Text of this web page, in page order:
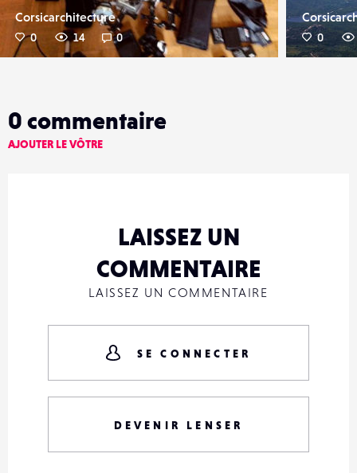
Corsicarchitecture
0 14 0 0
0 commentaire
AJOUTER LE VÔTRE
LAISSEZ UN
COMMENTAIRE
LAISSEZ UN COMMENTAIRE
SE CONNECTER
DEVENIR LENSER